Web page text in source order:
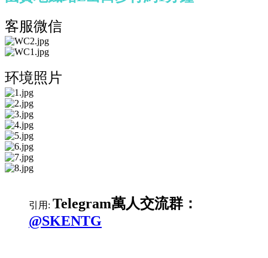
客服微信
环境照片
引用: Telegram萬人交流群：
@SKENTG